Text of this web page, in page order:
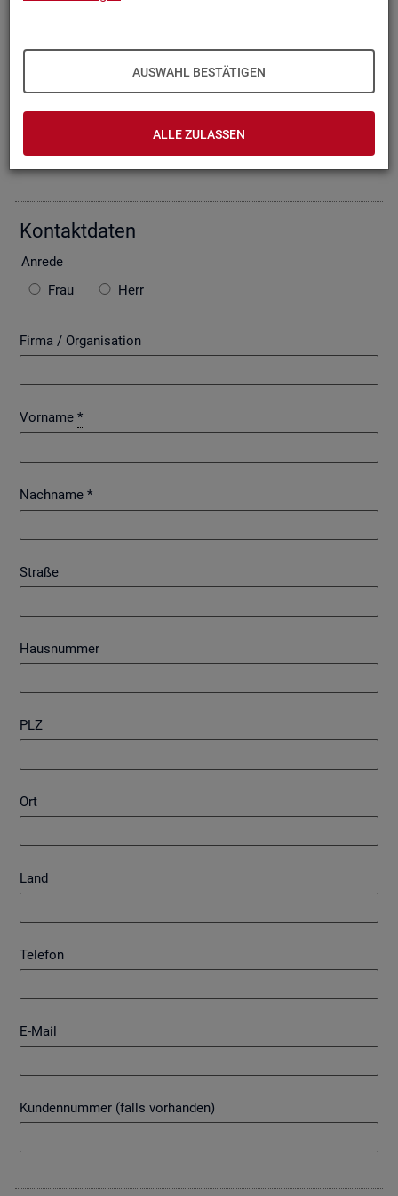
AUSWAHL BESTÄTIGEN
ALLE ZULASSEN
ten wir Ihre An­fra­ge per E-Mail, so­fern Sie damit ein­ver­stan­
den sind. Bitte be­ach­ten Sie auch die unten ste­hen­den Hin­
wei­se zu ggf. ent­ste­hen­den Kos­ten.
Die mit * ge­kenn­zeich­ne­ten Fel­der sind Pflicht­fel­der.
Kon­takt­da­ten
An­re­de
Frau
Herr
Firma / Organisation
Vorname *
Nachname *
Straße
Hausnummer
PLZ
Ort
Land
Telefon
E-Mail
Kundennummer (falls vorhanden)